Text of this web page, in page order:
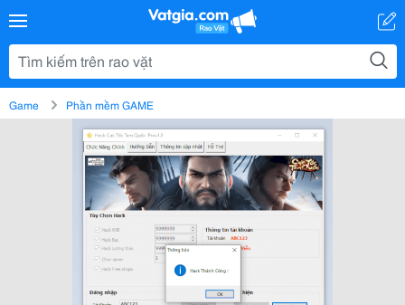
Game Phần mềm GAME